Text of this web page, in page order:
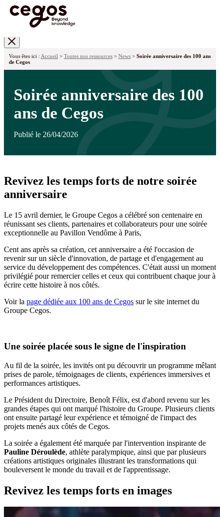
Vous êtes ici : Accueil > Toutes nos ressources > News > Soirée anniversaire des 100 ans
de Cegos
Soirée anniversaire des 100
ans de Cegos
Publié le 26/04/2026
Revivez les temps forts de notre soirée
anniversaire
Le 15 avril dernier, le Groupe Cegos a célébré son centenaire en
réunissant ses clients, partenaires et collaborateurs pour une soirée
exceptionnelle au Pavillon Vendôme à Paris,
Cent ans après sa création, cet anniversaire a été l'occasion de
revenir sur un siècle d'innovation, de partage et d'engagement au
service du développement des compétences. C'était aussi un moment
privilégié pour remercier celles et ceux qui contribuent chaque jour à
écrire cette histoire à nos côtés.
Voir la page dédiée aux 100 ans de Cegos sur le site internet du
Groupe Cegos.
Une soirée placée sous le signe de l'inspiration
Au fil de la soirée, les invités ont pu découvrir un programme mêlant
prises de parole, témoignages de clients, expériences immersives et
performances artistiques.
Le Président du Directoire, Benoît Félix, est d'abord revenu sur les
grandes étapes qui ont marqué l'histoire du Groupe. Plusieurs clients
ont ensuite partagé leur expérience et témoigné de l'impact des
projets menés aux côtés de Cegos.
La soirée a également été marquée par l'intervention inspirante de
Pauline Déroulède, athlète paralympique, ainsi que par plusieurs
créations artistiques originales illustrant les transformations qui
bouleversent le monde du travail et de l'apprentissage.
Revivez les temps forts en images